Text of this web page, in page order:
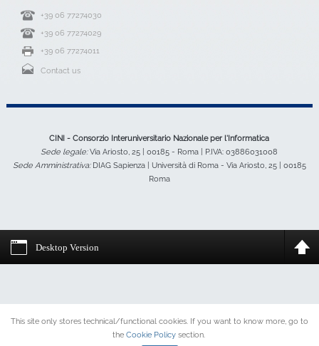
+39 06 77274030
+39 06 77274029
+39 06 77274011
Contact us
CINI - Consorzio Interuniversitario Nazionale per l'Informatica
Sede legale:Via Ariosto, 25 | 00185 - Roma | P.IVA: 03886031008
Sede Amministrativa:DIAG Sapienza | Università di Roma - Via Ariosto, 25 | 00185
Roma
Desktop Version
This site only stores technical/functional cookies. If you want to know more, go to
the Cookie Policysection.